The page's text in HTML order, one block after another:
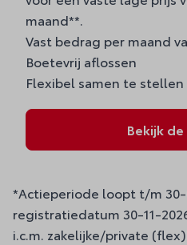
maand**.
Vast bedrag per maand
Boetevrij aflossen
Flexibel samen te stellen
Bekijk
*Actieperiode loopt t/m
registratiedatum 30-11-
i.c.m. zakelijke/private